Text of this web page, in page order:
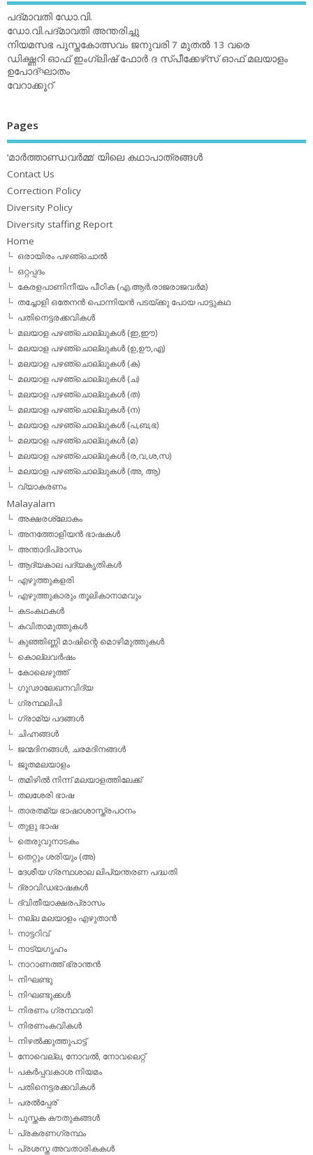
പദ്മാവതി ഡോ.വി.
ഡോ.വി.പദ്മാവതി അന്തരിച്ചു
നിയമസഭ പുസ്തകോത്സവം ജനുവരി 7 മുതല്‍ 13 വരെ
ഡിക്ഷ്ണറി ഓഫ് ഇംഗ്ലിഷ് ഫോര്‍ ദ സ്പീക്കേഴ്‌സ് ഓഫ് മലയാളം
ഉപോദ്ഘാതം
വേറാക്കൂറ്
Pages
‘മാര്‍ത്താണ്ഡവര്‍മ്മ’ യിലെ കഥാപാത്രങ്ങള്‍
Contact Us
Correction Policy
Diversity Policy
Diversity staffing Report
Home
ഒരായിരം പഴഞ്ചൊല്‍
ഒറ്റപ്പദം
കേരളപാണിനീയം പീഠിക (എ.ആര്‍.രാജരാജവര്‍മ)
തച്ചോളി ഒതേനൻ പൊന്നിയൻ പടയ്‌ക്കു പോയ പാട്ടുകഥ
പതിനെട്ടരക്കവികള്‍
മലയാള പഴഞ്ചൊല്ലുകള്‍ (ഇ,ഈ)
മലയാള പഴഞ്ചൊല്ലുകള്‍ (ഉ,ഊ,എ)
മലയാള പഴഞ്ചൊല്ലുകള്‍ (ക)
മലയാള പഴഞ്ചൊല്ലുകള്‍ (ച)
മലയാള പഴഞ്ചൊല്ലുകള്‍ (ത)
മലയാള പഴഞ്ചൊല്ലുകള്‍ (ന)
മലയാള പഴഞ്ചൊല്ലുകള്‍ (പ,ബ,ഭ)
മലയാള പഴഞ്ചൊല്ലുകള്‍ (മ)
മലയാള പഴഞ്ചൊല്ലുകള്‍ (ര,വ,ശ,സ)
മലയാള പഴഞ്ചൊല്ലുകൾ (അ, ആ)
വ്യാകരണം
Malayalam
അക്ഷരശ്ലോകം
അനത്തോളിയന്‍ ഭാഷകള്‍
അന്താദിപ്രാസം
ആദ്യകാല പദ്യകൃതികള്‍
എഴുത്തുകളരി
എഴുത്തുകാരും തൂലികാനാമവും
കടംകഥകള്‍
കവിതാമുത്തുകള്‍
കുഞ്ഞിണ്ണി മാഷിന്റെ മൊഴിമുത്തുകള്‍
കൊല്ലവര്‍ഷം
കോലെഴുത്ത്
ഗൂഢാലേഖനവിദ്യ
ഗ്രന്ഥലിപി
ഗ്രാമ്യ പദങ്ങള്‍
ചിഹ്നങ്ങള്‍
ജന്മദിനങ്ങള്‍, ചരമദിനങ്ങള്‍
ജൂതമലയാളം
തമിഴില്‍ നിന്ന് മലയാളത്തിലേക്ക്
തലശേരി ഭാഷ
താരതമ്യ ഭാഷാശാസ്ത്രപഠനം
തുളു ഭാഷ
തെരുവുനാടകം
തെറ്റും ശരിയും (അ)
ദേശീയ ഗ്രന്ഥശാല ലിപ്യന്തരണ പദ്ധതി
ദ്രാവിഡഭാഷകള്‍
ദ്വിതീയാക്ഷരപ്രാസം
നല്ല മലയാളം എഴുതാന്‍
നാട്ടറിവ്
നാട്യഗൃഹം
നാറാണത്ത് ഭ്രാന്തന്‍
നിഘണ്ടു
നിഘണ്ടുക്കള്‍
നിരണം ഗ്രന്ഥവരി
നിരണംകവികള്‍
നിഴല്‍ക്കുത്തുപാട്ട്
നോവെല്ല, നോവല്‍, നോവലെറ്റ്
പകര്‍പ്പവകാശ നിയമം
പതിനെട്ടരക്കവികള്‍
പരല്‍പ്പേര്
പുസ്തക കൗതുകങ്ങള്‍
പ്രകരണഗ്രന്ഥം
പ്രശസ്ത അവതാരികകള്‍